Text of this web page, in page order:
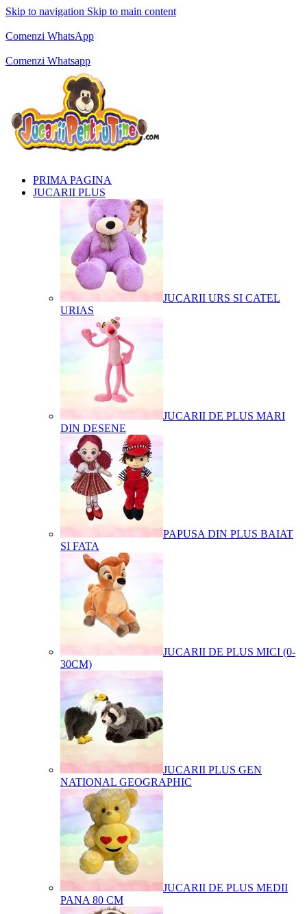
Skip to navigation Skip to main content
Comenzi WhatsApp
Comenzi Whatsapp
PRIMA PAGINA
JUCARII PLUS
JUCARII URS SI CATEL
URIAS
JUCARII DE PLUS MARI
DIN DESENE
PAPUSA DIN PLUS BAIAT
SI FATA
JUCARII DE PLUS MICI (0-
30CM)
JUCARII PLUS GEN
NATIONAL GEOGRAPHIC
JUCARII DE PLUS MEDII
PANA 80 CM